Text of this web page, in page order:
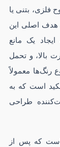
فلزی، بتنی یا
هدف اصلی این
یک مانع
بالا، و تحمل
رنگ‌ها معمولاً
است که به
طراحی
که پس از